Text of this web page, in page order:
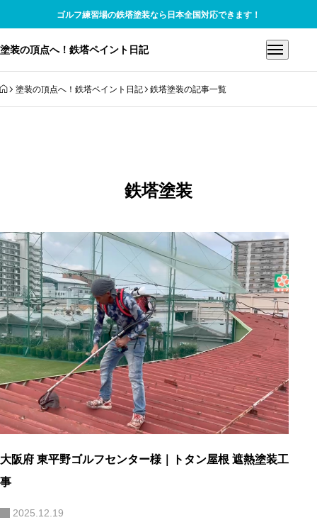
ゴルフ練習場の鉄塔塗装なら日本全国対応できます！
塗装の頂点へ！鉄塔ペイント日記
HOME
塗装の頂点へ！鉄塔ペイント日記 鉄塔塗装の記事一覧
鉄塔塗装
大阪府 東平野ゴルフセンター様｜トタン屋根 遮熱塗装工
事
2025.12.19